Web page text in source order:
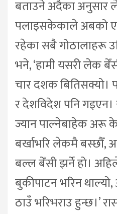
बताउने अदैका अनुसार
पलाइसकेकाले अबको
रहेका सबै गोठालाहरू
भने, ‘हामी यसरी लेक
चार दशक बितिसक्यो।
र देशविदेश पनि गइएन।
ज्यान पाल्नेबाहेक अरू
बर्खाभरि लेकमै बस्छौँ,
बल्ल बेँसी झर्ने हो।
बुकीपाटन भरिन
ठाउँ भरिभराउ हुन्छ।’